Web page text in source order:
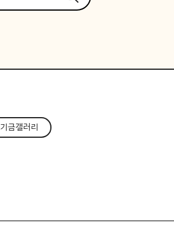
기금갤러리